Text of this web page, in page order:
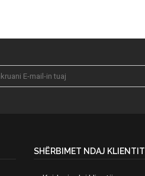
SHËRBIMET NDAJ KLIENTIT